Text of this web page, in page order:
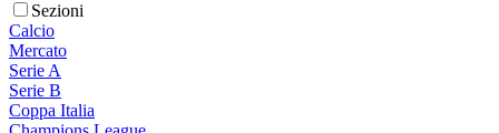
Sezioni
Calcio
Mercato
Serie A
Serie B
Coppa Italia